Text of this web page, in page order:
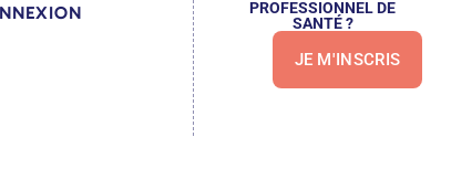
PROFESSIONNEL DE
SANTÉ ?
JE M'INSCRIS